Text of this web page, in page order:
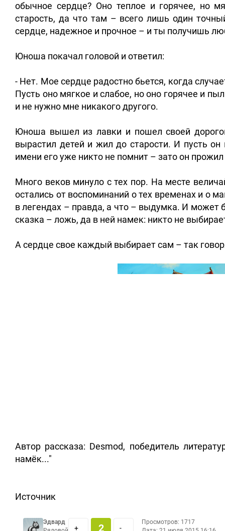
обычное сердце? Оно теплое и горячее, но
старость, да что там – всего лишь один
сердце, надежное и прочное – и ты получишь
Юноша покачал головой и ответил:
- Нет. Мое сердце радостно бьется, когда
Пусть оно мягкое и слабое, но оно горячее и
и не нужно мне никакого другого.
Юноша вышел из лавки и пошел своей
вырастил детей и жил до старости. И пусть
имени его уже никто не помнит – зато он
Много веков минуло с тех пор. На месте
остались от воспоминаний о тех временах и о
в легендах – правда, а что – выдумка. И может
сказка – ложь, да в ней намек: никто не
А сердце свое каждый выбирает сам – так
Автор рассказа: Desmod, победитель
намёк..."
Источник
Эдвард
+ 2 -
Просмотров: 1717